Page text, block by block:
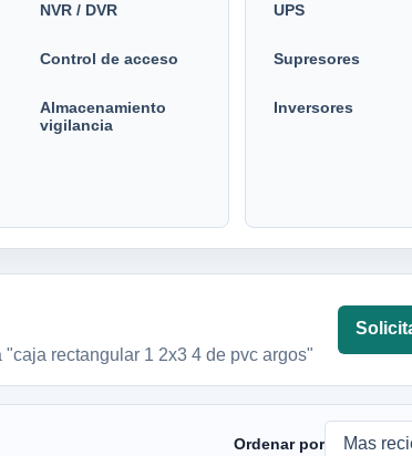
NVR / DVR
Control de acceso
Almacenamiento
vigilancia
UPS
Supresores
Inversores
rectangular 1 2x3 4 de pvc argos"
Ordenar por